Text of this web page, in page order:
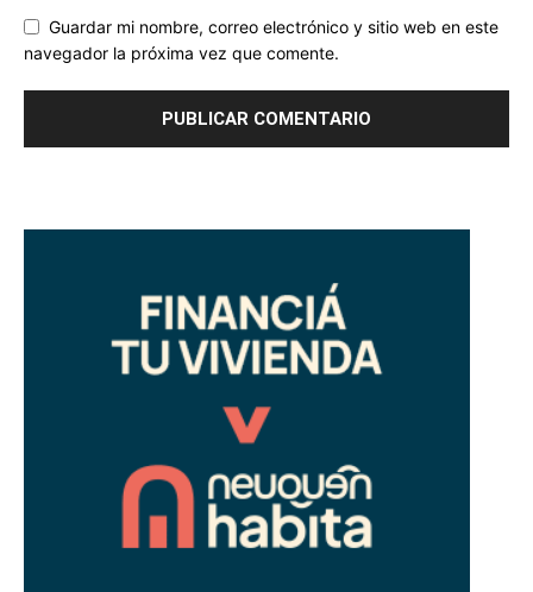
Guardar mi nombre, correo electrónico y sitio web en este
navegador la próxima vez que comente.